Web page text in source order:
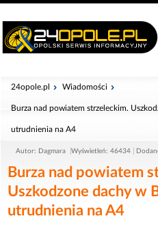
24opole.pl Wiadomości
Burza nad powiatem strzeleckim.
utrudnienia na A4
Autor: Dagmara Wyświetleń: 46434
Burza nad powiatem
Uszkodzone dachy w
utrudnienia na A4